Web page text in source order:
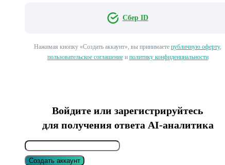
Сбер ID
Нажимая кнопку «Создать аккаунт», вы принимаете публичную оферту,
пользовательское соглашениеи политику конфиденциальности
Войдите или зарегистрируйтесь
для получения ответа AI-аналитика
Создать аккаунт